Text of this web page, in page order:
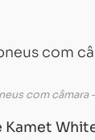
com câmara
Kamet